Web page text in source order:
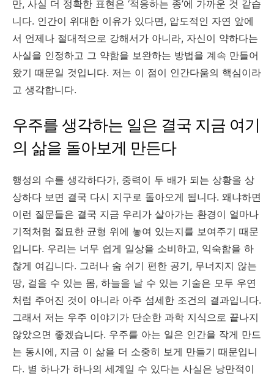
만, 사실 더 정확한 표현은 ‘적응하는 종’에 가까운 것 같습
니다. 인간이 위대한 이유가 있다면, 압도적인 자연 앞에
서 언제나 절대적으로 강해서가 아니라, 자신이 약하다는
사실을 인정하고 그 약함을 보완하는 방법을 계속 만들어
왔기 때문일 것입니다. 저는 이 점이 인간다움의 핵심이라
고 생각합니다.
우주를 생각하는 일은 결국 지금 여기
의 삶을 돌아보게 만든다
행성의 수를 생각하다가, 중력이 두 배가 되는 상황을 상
상하다 보면 결국 다시 지구로 돌아오게 됩니다. 왜냐하면
이런 질문들은 결국 지금 우리가 살아가는 환경이 얼마나
기적처럼 절묘한 균형 위에 놓여 있는지를 보여주기 때문
입니다. 우리는 너무 쉽게 일상을 소비하고, 익숙함을 하
찮게 여깁니다. 그러나 숨 쉬기 편한 공기, 무너지지 않는
땅, 걸을 수 있는 몸, 하늘을 날 수 있는 기술은 모두 우연
처럼 주어진 것이 아니라 아주 섬세한 조건의 결과입니다.
그래서 저는 우주 이야기가 단순한 과학 지식으로 끝나지
않았으면 좋겠습니다. 우주를 아는 일은 인간을 작게 만드
는 동시에, 지금 이 삶을 더 소중히 보게 만들기 때문입니
다. 별 하나가 하나의 세계일 수 있다는 사실은 낭만적이